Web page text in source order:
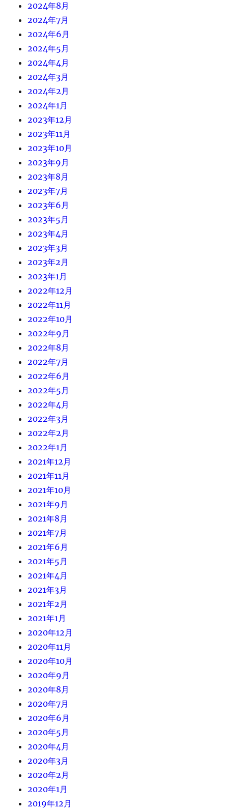
2024年8月
2024年7月
2024年6月
2024年5月
2024年4月
2024年3月
2024年2月
2024年1月
2023年12月
2023年11月
2023年10月
2023年9月
2023年8月
2023年7月
2023年6月
2023年5月
2023年4月
2023年3月
2023年2月
2023年1月
2022年12月
2022年11月
2022年10月
2022年9月
2022年8月
2022年7月
2022年6月
2022年5月
2022年4月
2022年3月
2022年2月
2022年1月
2021年12月
2021年11月
2021年10月
2021年9月
2021年8月
2021年7月
2021年6月
2021年5月
2021年4月
2021年3月
2021年2月
2021年1月
2020年12月
2020年11月
2020年10月
2020年9月
2020年8月
2020年7月
2020年6月
2020年5月
2020年4月
2020年3月
2020年2月
2020年1月
2019年12月